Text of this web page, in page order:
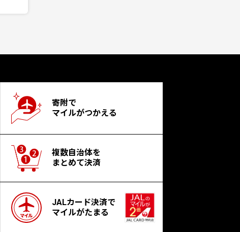
寄附で
マイルがつかえる
複数自治体を
まとめて決済
JALカード決済で
マイルがたまる